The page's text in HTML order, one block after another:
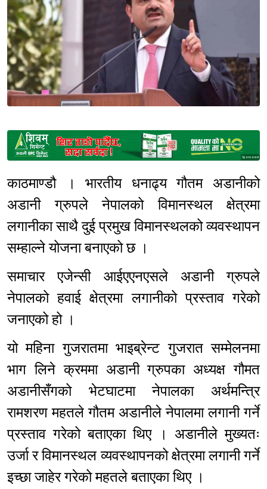
Sponsored
काठमाण्डौ । भारतीय धनाढ्य गौतम अडानीको
अडानी ग्रुपले नेपालको विमानस्थल क्षेत्रमा
लगानीका साथै दुई प्रमुख विमानस्थलको व्यवस्थापन
सम्हाल्ने योजना बनाएको छ ।
समाचार एजेन्सी आईएएनएसले अडानी ग्रुपले
नेपालको हवाई क्षेत्रमा लगानीको प्रस्ताव गरेको
जनाएको हो ।
यो महिना गुजरातमा भाइब्रेन्ट गुजरात सम्मेलनमा
भाग लिने क्रममा अडानी ग्रुपका अध्यक्ष गौमत
अडानीसँगको भेटघाटमा नेपालका अर्थमन्त्रि
रामशरण महतले गौतम अडानीले नेपालमा लगानी गर्ने
प्रस्ताव गरेको बताएका थिए । अडानीले मुख्यतः
उर्जा र विमानस्थल व्यवस्थापनको क्षेत्रमा लगानी गर्ने
इच्छा जाहेर गरेको महतले बताएका थिए ।